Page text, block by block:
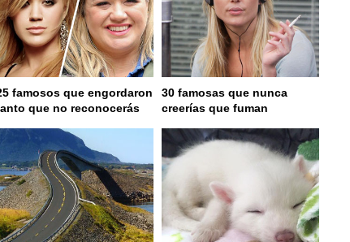
famosos que engordaron
que no reconocerás
30 famosas que nunca
creerías que fuman